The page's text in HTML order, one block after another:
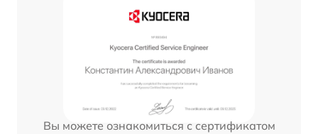
Вы можете ознакомиться с сертификатом